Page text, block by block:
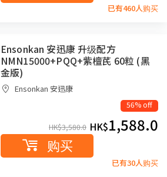
已有460人购买
Ensonkan 安迅康 升级配方
NMN15000+PQQ+紫檀芪 60粒 (黑
金版)
Ensonkan 安迅康
56% off
HK$3,580.0 HK$1,588.0
购买
已有30人购买